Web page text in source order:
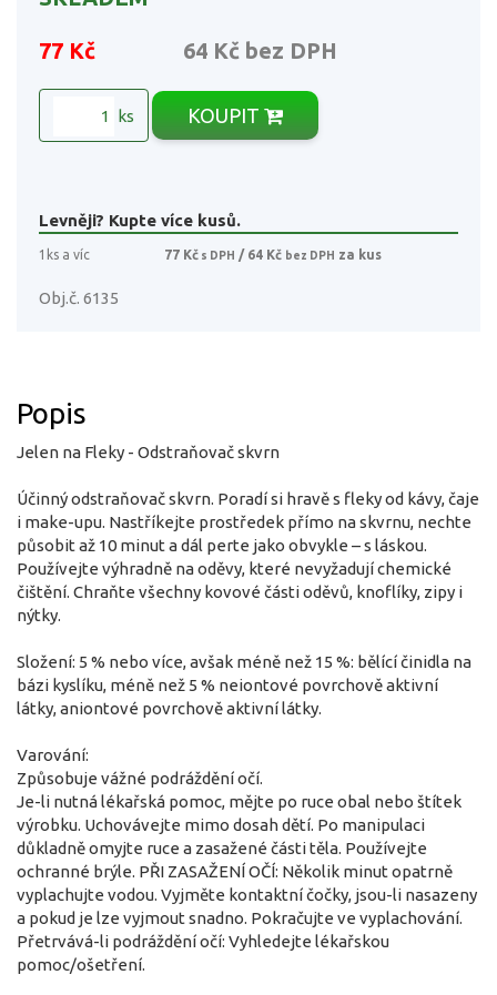
77 Kč 64 Kč bez DPH
ks KOUPIT
Levněji? Kupte více kusů.
1ks a víc 77 Kč s DPH / 64 Kč bez DPH za kus
Obj.č. 6135
Popis
Jelen na Fleky - Odstraňovač skvrn
Účinný odstraňovač skvrn. Poradí si hravě s fleky od kávy, čaje
i make-upu. Nastříkejte prostředek přímo na skvrnu, nechte
působit až 10 minut a dál perte jako obvykle – s láskou.
Používejte výhradně na oděvy, které nevyžadují chemické
čištění. Chraňte všechny kovové části oděvů, knoflíky, zipy i
nýtky.
Složení: 5 % nebo více, avšak méně než 15 %: bělící činidla na
bázi kyslíku, méně než 5 % neiontové povrchově aktivní
látky, aniontové povrchově aktivní látky.
Varování:
Způsobuje vážné podráždění očí.
Je-li nutná lékařská pomoc, mějte po ruce obal nebo štítek
výrobku. Uchovávejte mimo dosah dětí. Po manipulaci
důkladně omyjte ruce a zasažené části těla. Používejte
ochranné brýle. PŘI ZASAŽENÍ OČÍ: Několik minut opatrně
vyplachujte vodou. Vyjměte kontaktní čočky, jsou-li nasazeny
a pokud je lze vyjmout snadno. Pokračujte ve vyplachování.
Přetrvává-li podráždění očí: Vyhledejte lékařskou
pomoc/ošetření.